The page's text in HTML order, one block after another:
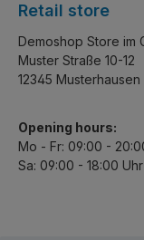
Retail store
Demoshop Store im
Muster Straße 10-12
12345 Musterhausen
Opening hours:
Mo - Fr: 09:00 -
Sa: 09:00 - 18:00 Uhr